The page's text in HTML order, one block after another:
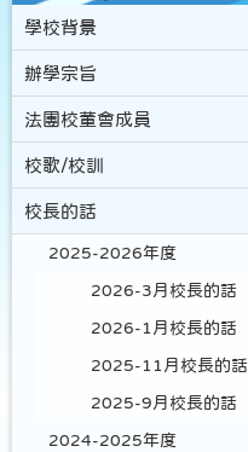
學校背景
辦學宗旨
法團校董會成員
校歌/校訓
校長的話
2025-2026年度
2026-3月校長的話
2026-1月校長的話
2025-11月校長的話
2025-9月校長的話
2024-2025年度